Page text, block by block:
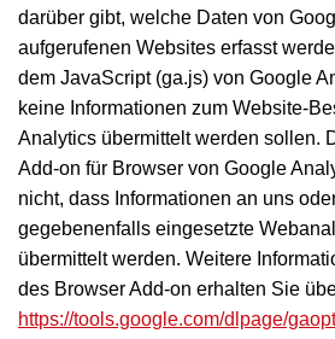
darüber gibt, welche Daten von
aufgerufenen Websites erfasst
dem JavaScript (ga.js) von Google
keine Informationen zum Website-
Analytics übermittelt werden sollen.
Add-on für Browser von Google
nicht, dass Informationen an uns
gegebenenfalls eingesetzte
übermittelt werden. Weitere
des Browser Add-on erhalten Sie
https://tools.google.com/dlpage/